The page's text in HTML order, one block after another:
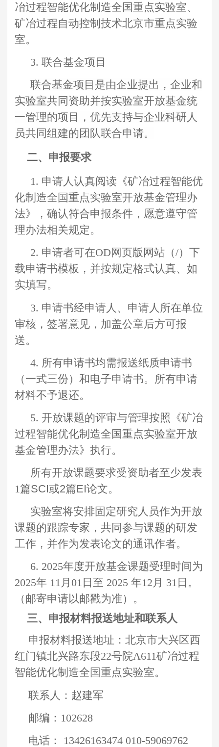
冶过程智能优化制造全国重点实验室、
矿冶过程自动控制技术北京市重点实验
室。
3. 联合基金项目
联合基金项目是由企业提出，企业和
实验室共同资助并按实验室开放基金统
一管理的项目，优先支持与企业科研人
员共同组建的团队联合申请。
二、 申报要求
1. 申请人认真阅读 《矿冶过程智能优
化制造全国重点实验室开放基金管理办
法》
，确认符合申报条件，愿意遵守管
理办法相关规定。
2. 申请者可在OD网页版网站（/）下
载申请书模板，并按规定格式认真、如
实填写。
3. 申请书经申请人、申请人所在单位
审核，签署意见 ， 加盖公章后方可报
送。
4. 所有申请书均需报送纸质申请书
（一式三份）和电子申请书。所有申请
材料不予退还。
5. 开放课题的评审与管理按照《矿冶
过程智能优化制造全国重点实验室开放
基金管理办法》执行。
所有开放课题要求受资助者至少发表
1篇SCI或2篇EI论文。
实验室将安排固定研究人员作为开放
课题的跟踪专家，共同参与课题的研发
工作，并作为发表论文的通讯作者。
6. 2025年度开放基金课题受理时间为
2025年 11 月 01 日至 2025 年12 月 31 日。
（邮寄申请以邮戳为准）。
三、 申报材料报送地址和联系人
申报材料报送地址： 北京市大兴区西
红门镇北兴路东段22号院A611矿冶过程
智能优化制造全国重点实验室。
联系人： 赵建军
邮编： 102628
电话：
13426163474 010-59069762